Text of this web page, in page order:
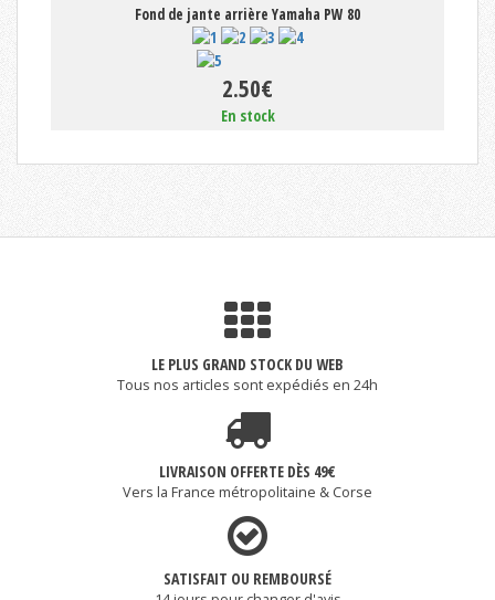
et Fond de jante arrière Yamaha PW 80
2.50€
En stock
LE PLUS GRAND STOCK DU WEB
Tous nos articles sont expédiés en 24h
LIVRAISON OFFERTE DÈS 49€
Vers la France métropolitaine & Corse
SATISFAIT OU REMBOURSÉ